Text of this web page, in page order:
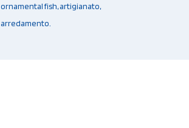
ornamental fish, artigianato,
arredamento.